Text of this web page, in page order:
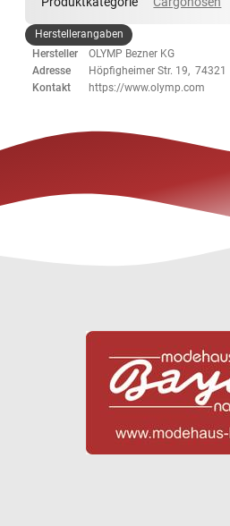
Herstellerangaben
Hersteller
OLYMP Bezner KG
Adresse
Höpfigheimer Str. 19,
Kontakt
https://www.olymp.com